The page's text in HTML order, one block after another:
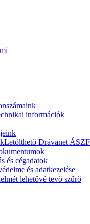
információk
Letölthető Drávanet ÁSZF
és cégadatok
és adatkezelése
lehetővé tevő szűrő